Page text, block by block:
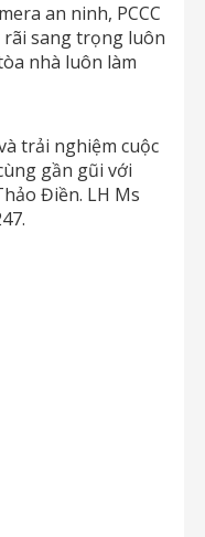
an ninh, PCCC
sang trọng luôn
nhà luôn làm
trải nghiệm cuộc
gần gũi với
Điền. LH Ms